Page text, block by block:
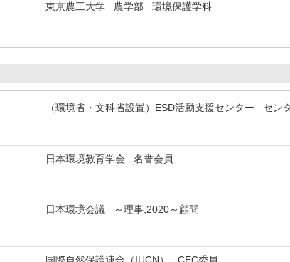
東京農工大学 農学部 環境保護学科
（環境省・文科省設置）ESD活動支援センター セン
日本環境教育学会 名誉会員
日本環境会議 ～理事,2020～顧問